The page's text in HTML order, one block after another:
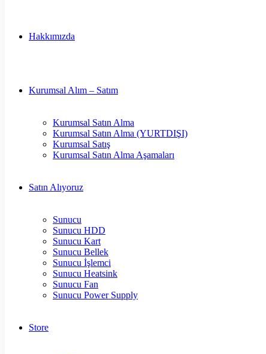
Hakkımızda
Kurumsal Alım – Satım
Kurumsal Satın Alma
Kurumsal Satın Alma (YURTDIŞI)
Kurumsal Satış
Kurumsal Satın Alma Aşamaları
Satın Alıyoruz
Sunucu
Sunucu HDD
Sunucu Kart
Sunucu Bellek
Sunucu İşlemci
Sunucu Heatsink
Sunucu Fan
Sunucu Power Supply
Store